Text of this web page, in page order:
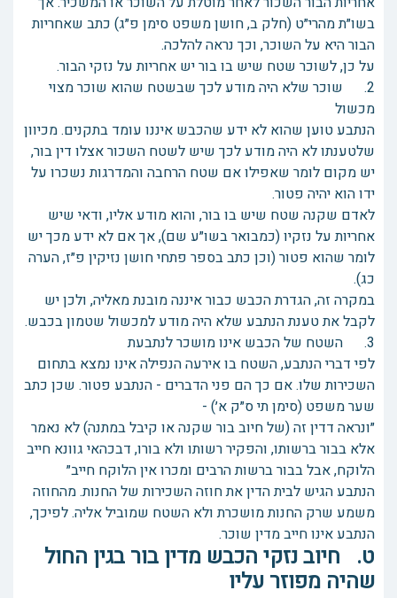
בשו״ת מהרי״ט (חלק ב, חושן משפט סימן פ״ג) כתב שאחריות
הבור היא על השוכר, וכך נראה להלכה.
על כן, לשוכר שטח שיש בו בור יש אחריות על נזקי הבור.
2. שוכר שלא היה מודע לכך שבשטח שהוא שוכר מצוי
מכשול
הנתבע טוען שהוא לא ידע שהכבש איננו עומד בתקנים. מכיוון
שלטענתו לא היה מודע לכך שיש לשטח השכור אצלו דין בור,
יש מקום לומר שאפילו אם שטח הרחבה והמדרגות נשכרו על
ידו הוא יהיה פטור.
לאדם שקנה שטח שיש בו בור, והוא מודע אליו, ודאי שיש
אחריות על נזקיו (כמבואר בשו״ע שם), אך אם לא ידע מכך יש
לומר שהוא פטור (וכן כתב בספר פתחי חושן נזיקין פ״ז, הערה
כג).
במקרה זה, הגדרת הכבש כבור איננה מובנת מאליה, ולכן יש
לקבל את טענת הנתבע שלא היה מודע למכשול שטמון בכבש.
3. השטח של הכבש אינו מושכר לנתבעת
לפי דברי הנתבע, השטח בו אירעה הנפילה אינו נמצא בתחום
השכירות שלו. אם כך הם פני הדברים - הנתבע פטור. שכן כתב
שער משפט (סימן תי ס״ק א׳) -
״ונראה דדין זה (של חיוב בור שקנה או קיבל במתנה) לא נאמר
אלא בבור ברשותו, והפקיר רשותו ולא בורו, דבכהאי גוונא חייב
הלוקח, אבל בבור ברשות הרבים ומכרו אין הלוקח חייב״
הנתבע הגיש לבית הדין את חוזה השכירות של החנות. מהחוזה
משמע שרק החנות מושכרת ולא השטח שמוביל אליה. לפיכך,
הנתבע אינו חייב מדין שוכר.
ט. חיוב נזקי הכבש מדין בור בגין החול
שהיה מפוזר עליו